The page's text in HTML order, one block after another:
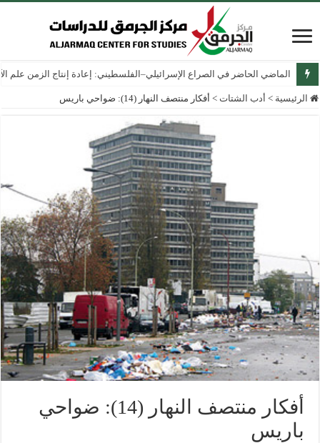
الماضي الحاضر في الصراع الإسرائيلي–الفلسطيني: إعادة إنتاج الزمن علم
الرئيسية > أدب الشتات > أفكار منتصف النهار (14): ضواحي باريس
أفكار منتصف النهار (14): ضواحي
باريس